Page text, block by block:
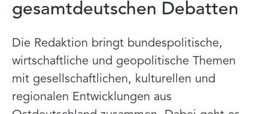
gesamtdeutschen Debatten
Die Redaktion bringt bundespolitische,
wirtschaftliche und geopolitische Themen
mit gesellschaftlichen, kulturellen und
regionalen Entwicklungen aus